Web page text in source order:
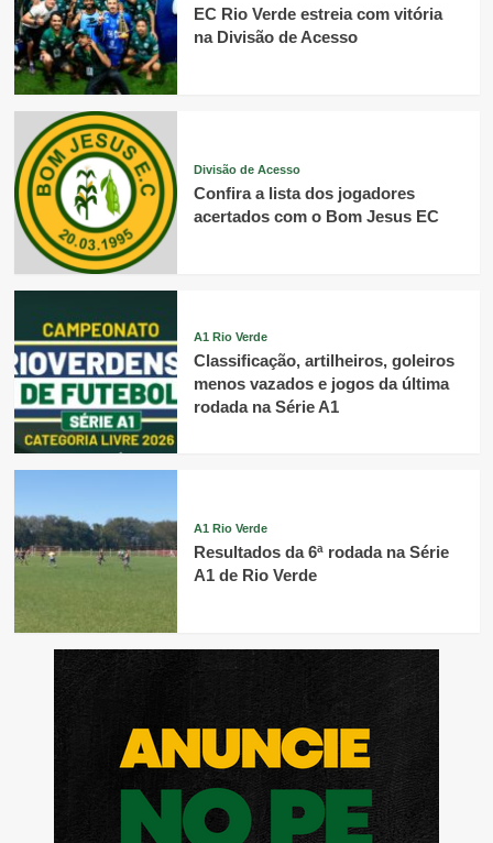
EC Rio Verde estreia com vitória
na Divisão de Acesso
Divisão de Acesso
Confira a lista dos jogadores
acertados com o Bom Jesus EC
A1 Rio Verde
Classificação, artilheiros, goleiros
menos vazados e jogos da última
rodada na Série A1
A1 Rio Verde
Resultados da 6ª rodada na Série
A1 de Rio Verde